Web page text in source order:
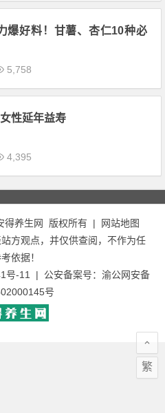
爆好料！甘薯、杏仁10种必
5,758
性延年益寿
4,395
得养生网 版权所有 |
网站地图
方观点，并仅供查阅，不作为任
依据！
号-11 | 公安备案号： 渝公网安备
号
繁